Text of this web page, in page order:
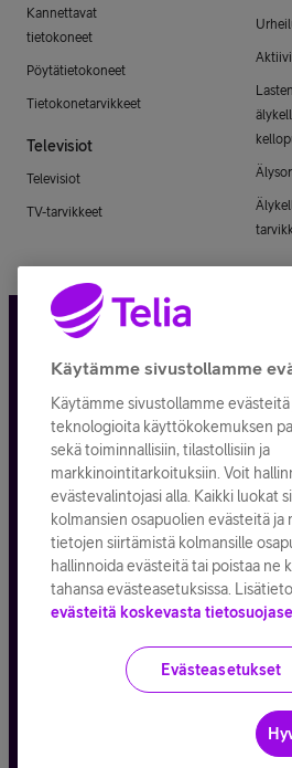
Kannettavat
tietokoneet
Pöytätietokoneet
Tietokonetarvikkeet
Televisiot
Televisiot
TV-tarvikkeet
Lasten
Tietosuoja ja -turva
Tilauksen peruuttaminen
Käyttöehdot
Evästeiden käyttö
Toimitusehdot ja
Kaikki hinnat ALV25,5%
© Telia Company2026
Käytämme sivustollamme
Käytämme sivustollamme evästeitä
teknologioita käyttökokemuksen
sekä toiminnallisiin, tilastollisiin ja
markkinointitarkoituksiin. Voit
evästevalintojasi alla. Kaikki luokat
kolmansien osapuolien evästeitä ja
tietojen siirtämistä kolmansille
hallinnoida evästeitä tai poistaa ne
tahansa evästeasetuksissa.
evästeitä koskevasta
Evästeasetukset